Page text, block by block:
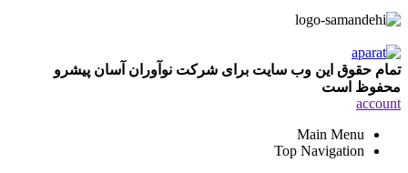
تمام حقوق این وب سایت برای شرکت نوآوران آسان پیشرو
محفوظ است
account
Main Menu
Top Navigation